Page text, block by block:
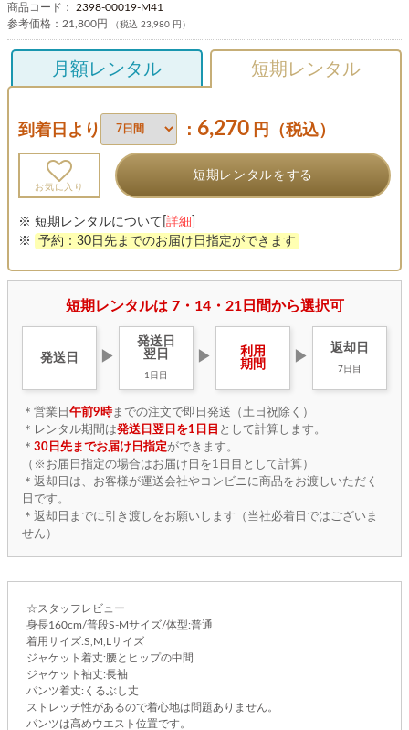
商品コード： 2398-00019-M41
参考価格： 21,800円 （税込 23,980 円）
月額レンタル 短期レンタル
到着日より ： 6,270 円（税込）
お気に入り
短期レンタルをする
※ 短期レンタルについて[ 詳細
※
予約：30日先までのお届け日指定ができます
短期レンタルは 7・14・21日間から選択可
発送日 ▶
発送日
翌日
1日目
▶
利用
期間
▶
返却日
7日目
＊営業日 午前9時までの注文で即日発送（土日祝除く）
＊レンタル期間は発送日翌日を1日目 として計算します。
＊ 30日先までお届け日指定ができます。
（※お届日指定の場合はお届け日を1日目として計算）
＊返却日は、お客様が運送会社やコンビニに商品をお渡しいただく
日です。
＊返却日までに引き渡しをお願いします（当社必着日ではございま
せん）
☆スタッフレビュー
身長160cm/普段S-Mサイズ/体型:普通
着用サイズ:S,M,Lサイズ
ジャケット着丈:腰とヒップの中間
ジャケット袖丈:長袖
パンツ着丈:くるぶし丈
ストレッチ性があるので着心地は問題ありません。
パンツは高めウエスト位置です。